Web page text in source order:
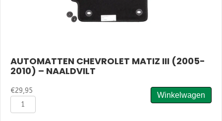
AUTOMATTEN CHEVROLET MATIZ III (2005-
2010) – NAALDVILT
€29,95
Automatten
Chevrolet
Winkelwagen